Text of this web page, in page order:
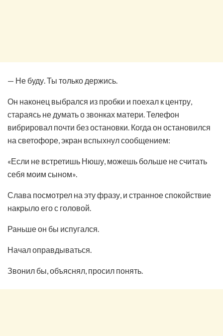
— Не буду. Ты только держись.
Он наконец выбрался из пробки и поехал к центру,
стараясь не думать о звонках матери. Телефон
вибрировал почти без остановки. Когда он остановился
на светофоре, экран вспыхнул сообщением:
«Если не встретишь Нюшу, можешь больше не считать
себя моим сыном».
Слава посмотрел на эту фразу, и странное спокойствие
накрыло его с головой.
Раньше он бы испугался.
Начал оправдываться.
Звонил бы, объяснял, просил понять.